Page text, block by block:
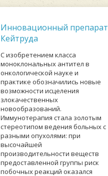
Инновационный препарат
Кейтруда
С изобретением класса
моноклональных антител в
онкологической науке и
практике обозначились новые
возможности исцеления
злокачественных
новообразований.
Иммунотерапия стала золотым
стереотипом ведения больных с
разными опухолями: при
высочайшей
производительности веществ
предоставленной группы риск
побочных реакций оказался